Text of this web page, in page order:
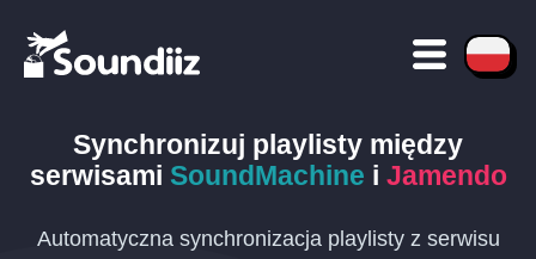
Synchronizuj playlisty między
serwisami SoundMachine i Jamendo
Automatyczna synchronizacja playlisty z serwisu